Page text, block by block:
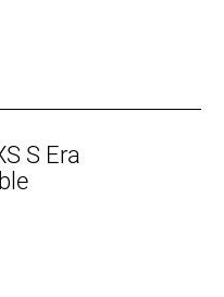
und vertikal noch
Lidl-Trek
das einzige Bike, das
Einheit
Einheit ist leichter,
S Era